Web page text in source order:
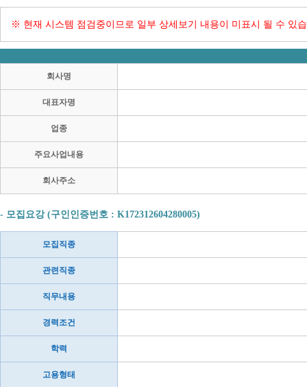
※ 현재 시스템 점검중이므로 일부 상세보기 내용이 미표시 될 수 있
회사명
대표자명
업종
주요사업내용
회사주소
- 모집요강 (구인인증번호 : K172312604280005)
모집직종
관련직종
직무내용
경력조건
학력
고용형태